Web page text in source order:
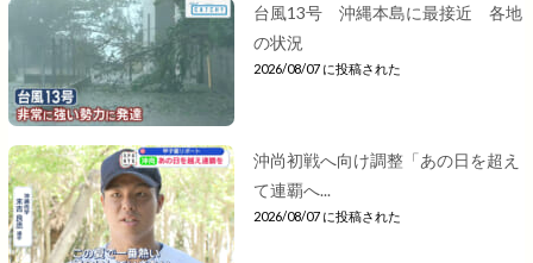
台風13号 沖縄本島に最接近 各地
の状況
2026/08/07 に投稿された
沖尚初戦へ向け調整「あの日を超え
て連覇へ...
2026/08/07 に投稿された